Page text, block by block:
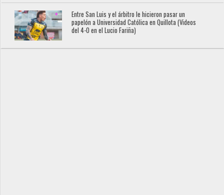
Entre San Luis y el árbitro le hicieron pasar un
papelón a Universidad Católica en Quillota (Videos
del 4-0 en el Lucio Fariña)